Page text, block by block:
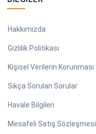
Hakkımızda
Gizlilik Politikası
Kişisel Verilerin Korunması
Sıkça Sorulan Sorular
Havale Bilgileri
Mesafeli Satış Sözleşmesi